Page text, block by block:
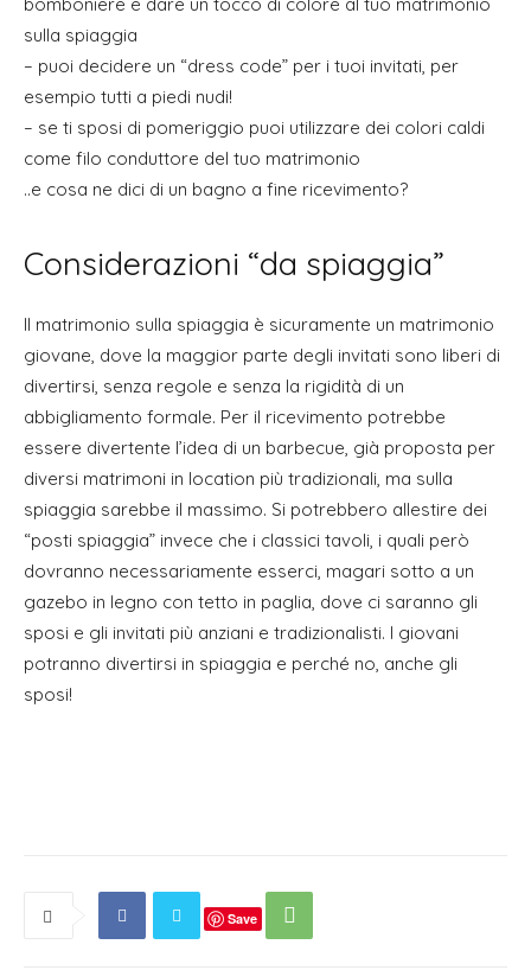
sulla spiaggia
– puoi decidere un “dress code” per i tuoi invitati, per
esempio tutti a piedi nudi!
– se ti sposi di pomeriggio puoi utilizzare dei colori caldi
come filo conduttore del tuo matrimonio
..e cosa ne dici di un bagno a fine ricevimento?
Considerazioni “da spiaggia”
Il matrimonio sulla spiaggia è sicuramente un matrimonio
giovane, dove la maggior parte degli invitati sono liberi di
divertirsi, senza regole e senza la rigidità di un
abbigliamento formale. Per il ricevimento potrebbe
essere divertente l’idea di un barbecue, già proposta per
diversi matrimoni in location più tradizionali, ma sulla
spiaggia sarebbe il massimo. Si potrebbero allestire dei
“posti spiaggia” invece che i classici tavoli, i quali però
dovranno necessariamente esserci, magari sotto a un
gazebo in legno con tetto in paglia, dove ci saranno gli
sposi e gli invitati più anziani e tradizionalisti. I giovani
potranno divertirsi in spiaggia e perché no, anche gli
sposi!
Save